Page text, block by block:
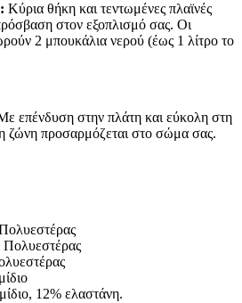
Κύρια θήκη και τεντωμένες πλαϊνές
στον εξοπλισμό σας. Οι
2 μπουκάλια νερού (έως 1 λίτρο το
επένδυση στην πλάτη και εύκολη στη
ζώνη προσαρμόζεται στο σώμα σας.
12% ελαστάνη.